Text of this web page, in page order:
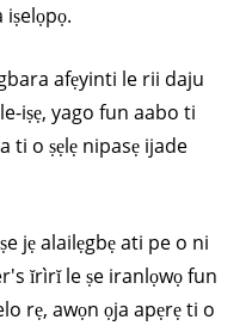
afẹyinti le rii daju
iṣẹ, yago fun aabo ti
ti o ṣẹlẹ nipasẹ ijade
jẹ alailẹgbẹ ati pe o ni
ĭrìrĭ le ṣe iranlọwọ fun
rẹ, awọn ọja apẹrẹ ti o